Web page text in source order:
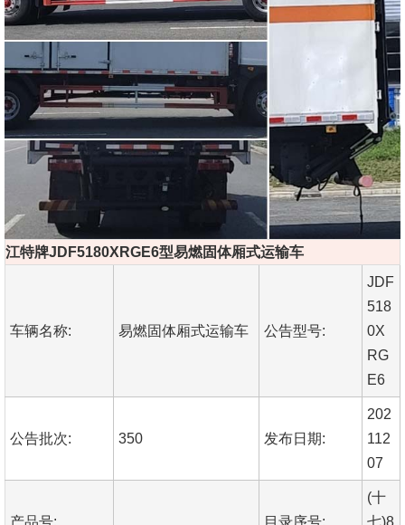
江特牌JDF5180XRGE6型易燃固体厢式运输车
车辆名称: 易燃固体厢式运输车 公告型号:
JDF
518
0X
RG
E6
公告批次: 350 发布日期:
202
112
07
产品号: 目录序号:
(十
七)8